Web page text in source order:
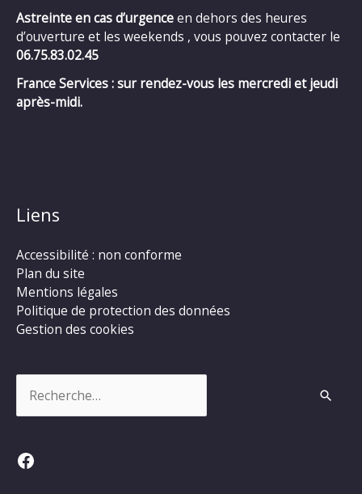
Astreinte en cas d’urgenceen dehors des heures
d’ouverture et les weekends , vous pouvez contacter le
06.75.83.02.45
France Services : sur rendez-vous les mercredi et jeudi
après-midi.
Liens
Accessibilité : non conforme
Plan du site
Mentions légales
Politique de protection des données
Gestion des cookies
Facebook